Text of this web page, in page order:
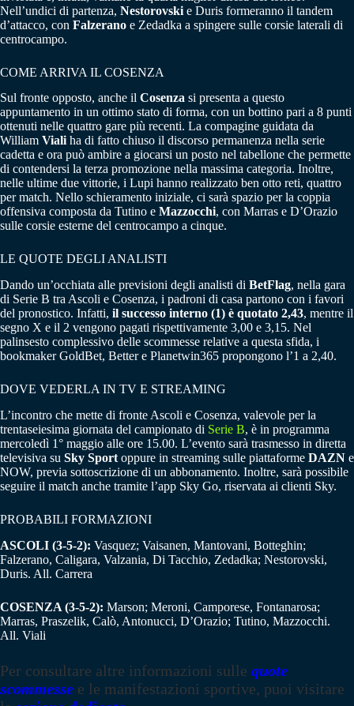
Nell’undici di partenza, Nestorovski e Duris formeranno il tandem
d’attacco, con Falzerano e Zedadka a spingere sulle corsie laterali di
centrocampo.
COME ARRIVA IL COSENZA
Sul fronte opposto, anche il Cosenza si presenta a questo
appuntamento in un ottimo stato di forma, con un bottino pari a 8 punti
ottenuti nelle quattro gare più recenti. La compagine guidata da
William Viali ha di fatto chiuso il discorso permanenza nella serie
cadetta e ora può ambire a giocarsi un posto nel tabellone che permette
di contendersi la terza promozione nella massima categoria. Inoltre,
nelle ultime due vittorie, i Lupi hanno realizzato ben otto reti, quattro
per match. Nello schieramento iniziale, ci sarà spazio per la coppia
offensiva composta da Tutino e Mazzocchi, con Marras e D’Orazio
sulle corsie esterne del centrocampo a cinque.
LE QUOTE DEGLI ANALISTI
Dando un’occhiata alle previsioni degli analisti di BetFlag, nella gara
di Serie B tra Ascoli e Cosenza, i padroni di casa partono con i favori
del pronostico. Infatti, il successo interno (1) è quotato 2,43, mentre il
segno X e il 2 vengono pagati rispettivamente 3,00 e 3,15. Nel
palinsesto complessivo delle scommesse relative a questa sfida, i
bookmaker GoldBet, Better e Planetwin365 propongono l’1 a 2,40.
DOVE VEDERLA IN TV E STREAMING
L’incontro che mette di fronte Ascoli e Cosenza, valevole per la
trentaseiesima giornata del campionato di Serie B, è in programma
mercoledì 1° maggio alle ore 15.00. L’evento sarà trasmesso in diretta
televisiva su Sky Sport oppure in streaming sulle piattaforme DAZN e
NOW, previa sottoscrizione di un abbonamento. Inoltre, sarà possibile
seguire il match anche tramite l’app Sky Go, riservata ai clienti Sky.
PROBABILI FORMAZIONI
ASCOLI (3-5-2): Vasquez; Vaisanen, Mantovani, Botteghin;
Falzerano, Caligara, Valzania, Di Tacchio, Zedadka; Nestorovski,
Duris. All. Carrera
COSENZA (3-5-2): Marson; Meroni, Camporese, Fontanarosa;
Marras, Praszelik, Calò, Antonucci, D’Orazio; Tutino, Mazzocchi.
All. Viali
Per consultare altre informazioni sulle quote
scommesse e le manifestazioni sportive, puoi visitare